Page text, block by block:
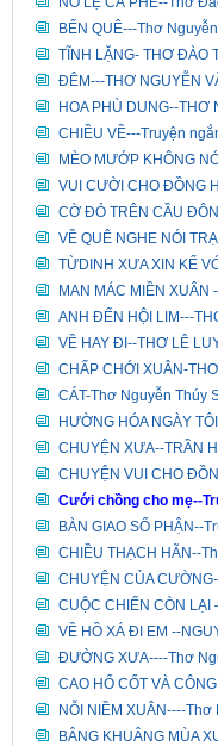
BẾN QUÊ---Thơ
TĨNH LẶNG- THƠ ĐÀO
ĐÊM---THƠ NGUYỄN
HOA PHÙ DUNG--THƠ
CHIỀU VỀ---Truyện
MÈO MƯỚP KHÔNG
VUI CƯỜI CHO ĐỒNG
CỜ ĐỎ TRÊN CẦU
VỀ QUÊ NGHE NÓI
TỪDINH XƯA XIN KỂ
MAN MÁC MIỀN XUÂN
ANH ĐẾN HỘI LIM---
VỀ HAY ĐI--THƠ LÊ
CHẤP CHỚI XUÂN-
CÁT-Thơ Nguyễn Thúy
HƯỜNG HÓA NGÀY
CHUYỆN XƯA--TRẦN
CHUYỆN VUI CHO
Cưới chồng cho mẹ--
BÀN GIAO SỐ PHẬN--
CHIỀU THẠCH HÃN--
CHUYỆN CỦA
CUỘC CHIẾN CÒN
VỀ HỒ XÁ ĐI EM --
ĐƯỜNG XƯA----Thơ
CAO HỔ CỐT VÀ
NỖI NIỀM XUÂN----
BÂNG KHUÂNG MÙA